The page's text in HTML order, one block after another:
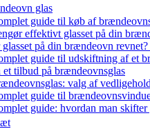
glas
guide til køb af
effektivt glasset på din
glasset på din brændeovn
guide til udskiftning af et
et tilbud på brændeovnsglas
valg af
guide til
guide: hvordan man